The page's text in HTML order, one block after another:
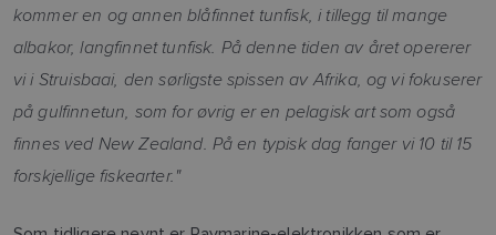
kommer en og annen blåfinnet tunfisk, i tillegg til mange
albakor, langfinnet tunfisk. På denne tiden av året opererer
vi i Struisbaai, den sørligste spissen av Afrika, og vi fokuserer
på gulfinnetun, som for øvrig er en pelagisk art som også
finnes ved New Zealand. På en typisk dag fanger vi 10 til 15
forskjellige fiskearter."